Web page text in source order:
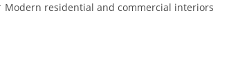
Modern residential and commercial interiors